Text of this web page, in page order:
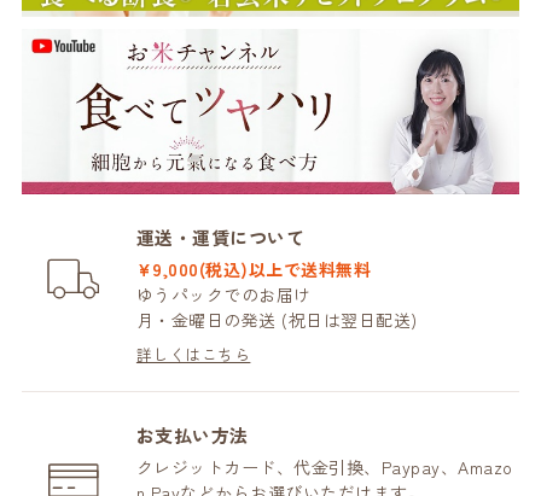
運送・運賃について
¥9,000(税込)以上で送料無料
ゆうパックでのお届け
月・金曜日の発送 (祝日は翌日配送)
詳しくはこちら
お支払い方法
クレジットカード、代金引換、Paypay、Amazo